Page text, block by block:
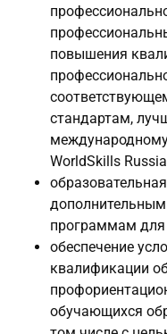
повышения
стандартам,
WorldSkills
программам для
обеспечение
квалификации
обучающихся